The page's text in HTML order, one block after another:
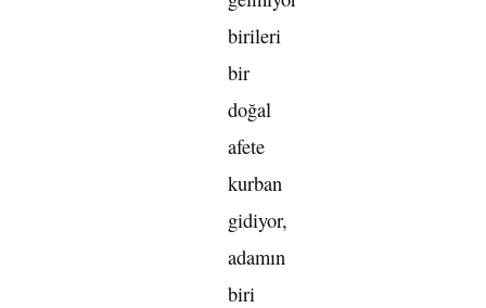
birileri
bir
doğal
afete
kurban
gidiyor,
adamın
biri